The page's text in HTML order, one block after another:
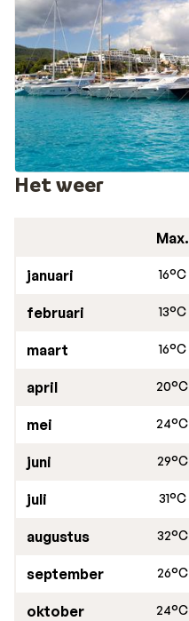
Het weer
Max.
januari 16°C
februari 13°C
maart 16°C
april 20°C
mei 24°C
juni 29°C
juli 31°C
augustus 32°C
september 26°C
oktober 24°C